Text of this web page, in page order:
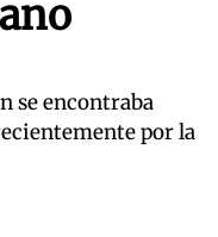
se encontraba
por la